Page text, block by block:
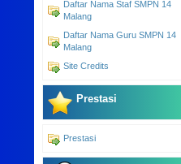
Daftar Nama Staf SMPN 14
Malang
Daftar Nama Guru SMPN 14
Malang
Site Credits
Prestasi
Prestasi